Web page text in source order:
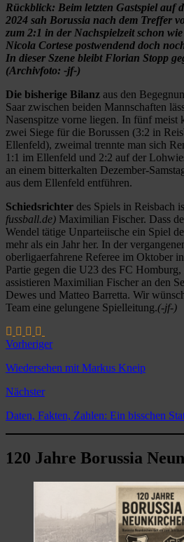
Rückblick: Beim letzten Gastspiel auf
2024 sah Borussia nach dem Treffer
zum 2:1 in der Nachspielzeit schon
Nicola Cortese postwendend doch
In dieser Szene bleibt Florian Stopp
(Archivfoto: -jf-)
Die bisherige Bilanz aus den
Saar zwischen beiden Mannschaften
Nasenspitze vorne liegen. In fünf meist
zwei Siege für die Borussen (3:2 in
Ellenfeld), zweimal trennte man sich
1:1 im Ellenfeld und 2:2 auf der
an einem bitterkalten Dezember-
aus dem Ellenfeld entführen.
Schiedsrichter des Spiels in Reisbach
fussball.de) Maximilian Fischer. Dass
Wendel tätige Unparteiische ein Spiel
mehr als ein Jahr her. In der
oberligaerfahrene Referee im Oktober
Partie gegen die U23 des FC
assistieren Maximilian Fischer an den
Dewes und Matteo Barretta. Wir
Team eine gelungene Spielleitung.(-jf-)
Vorheriger
Wiedersehen mit Markus Kneip
Nächster
Daten, Fakten, Zahlen: Ein bisschen
120 Jahre Borussia